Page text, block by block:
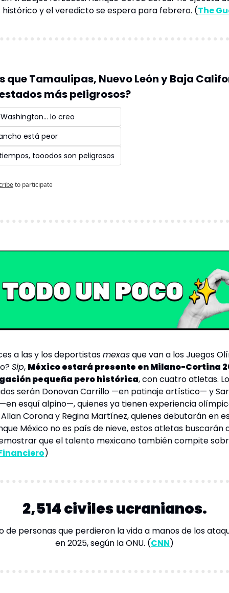
histórico y el veredicto se espera para febrero. (The
que Tamaulipas, Nuevo León y Baja
más peligrosos?
lo creo
está peor
tooodos son peligrosos
to participate
a las y los deportistas mexas que van a los Juegos
Sip, México estará presente en Milano-Cortina
pequeña pero histórica, con cuatro atletas.
serán Donovan Carrillo —en patinaje artístico— y
esquí alpino—, quienes ya tienen experiencia
Corona y Regina Martínez, quienes debutarán en
México no es país de nieve, estos atletas buscarán
)
2,514 civiles ucranianos.
de personas que perdieron la vida a manos de los
en 2025, según la ONU. (CNN)